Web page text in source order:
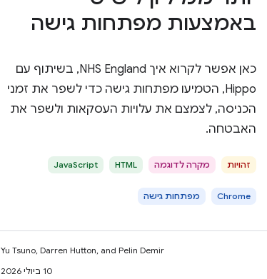
באמצעות מפתחות גישה
כאן אפשר לקרוא איך NHS England, בשיתוף עם
Hippo, הטמיעו מפתחות גישה כדי לשפר את זמני
הכניסה, לצמצם את עלויות העסקאות ולשפר את
האבטחה.
זהויות מקרה לדוגמה HTML
JavaScript
Chrome מפתחות גישה
Yu Tsuno, Darren Hutton, and Pelin Demir
10 ביולי 2026